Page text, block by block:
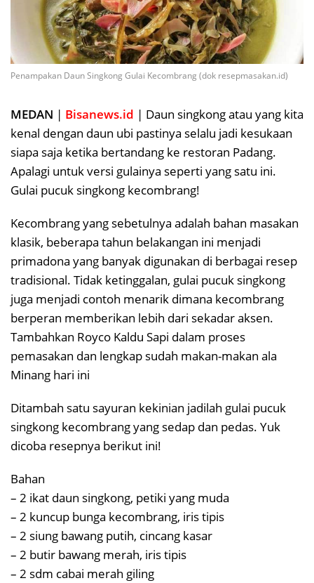
Penampakan Daun Singkong Gulai Kecombrang (dok resepmasakan.id)
MEDAN | Bisanews.id | Daun singkong atau yang kita
kenal dengan daun ubi pastinya selalu jadi kesukaan
siapa saja ketika bertandang ke restoran Padang.
Apalagi untuk versi gulainya seperti yang satu ini.
Gulai pucuk singkong kecombrang!
Kecombrang yang sebetulnya adalah bahan masakan
klasik, beberapa tahun belakangan ini menjadi
primadona yang banyak digunakan di berbagai resep
tradisional. Tidak ketinggalan, gulai pucuk singkong
juga menjadi contoh menarik dimana kecombrang
berperan memberikan lebih dari sekadar aksen.
Tambahkan Royco Kaldu Sapi dalam proses
pemasakan dan lengkap sudah makan-makan ala
Minang hari ini
Ditambah satu sayuran kekinian jadilah gulai pucuk
singkong kecombrang yang sedap dan pedas. Yuk
dicoba resepnya berikut ini!
Bahan
– 2 ikat daun singkong, petiki yang muda
– 2 kuncup bunga kecombrang, iris tipis
– 2 siung bawang putih, cincang kasar
– 2 butir bawang merah, iris tipis
– 2 sdm cabai merah giling